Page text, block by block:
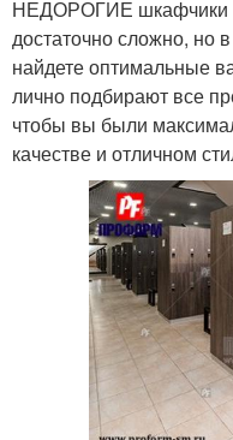
НЕДОРОГИЕ шкафчики
достаточно сложно, но
найдете оптимальные
лично подбирают все
чтобы вы были
качестве и отличном